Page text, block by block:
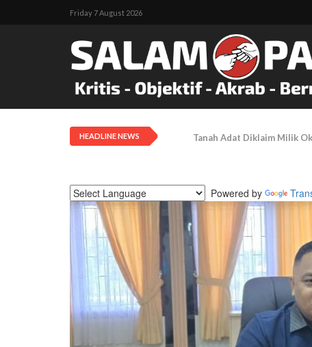
Friday 7 August 2026
HEADLINE NEWS LEMASKO: Pendangkalan
Powered by